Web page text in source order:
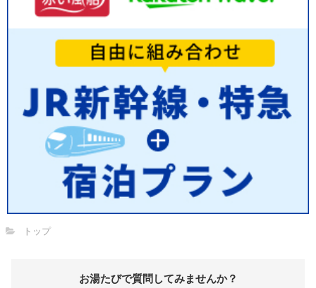
トップ
お湯たびで質問してみませんか？